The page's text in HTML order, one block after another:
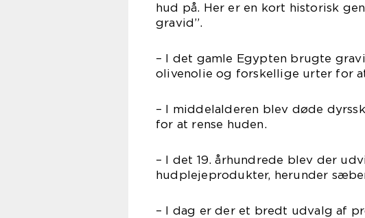
hud på. Her er en kort historisk
gravid”.
– I det gamle Egypten brugte
olivenolie og forskellige urter for
– I middelalderen blev døde
for at rense huden.
– I det 19. århundrede blev der
hudplejeprodukter, herunder
– I dag er der et bredt udvalg af